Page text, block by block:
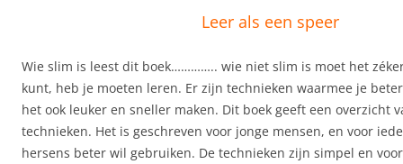
Leer als een speer
Wie slim is leest dit boek………….. wie niet slim is moet het
kunt, heb je moeten leren. Er zijn technieken waarmee je
het ook leuker en sneller maken. Dit boek geeft een overzicht
technieken. Het is geschreven voor jonge mensen, en voor
hersens beter wil gebruiken. De technieken zijn simpel en